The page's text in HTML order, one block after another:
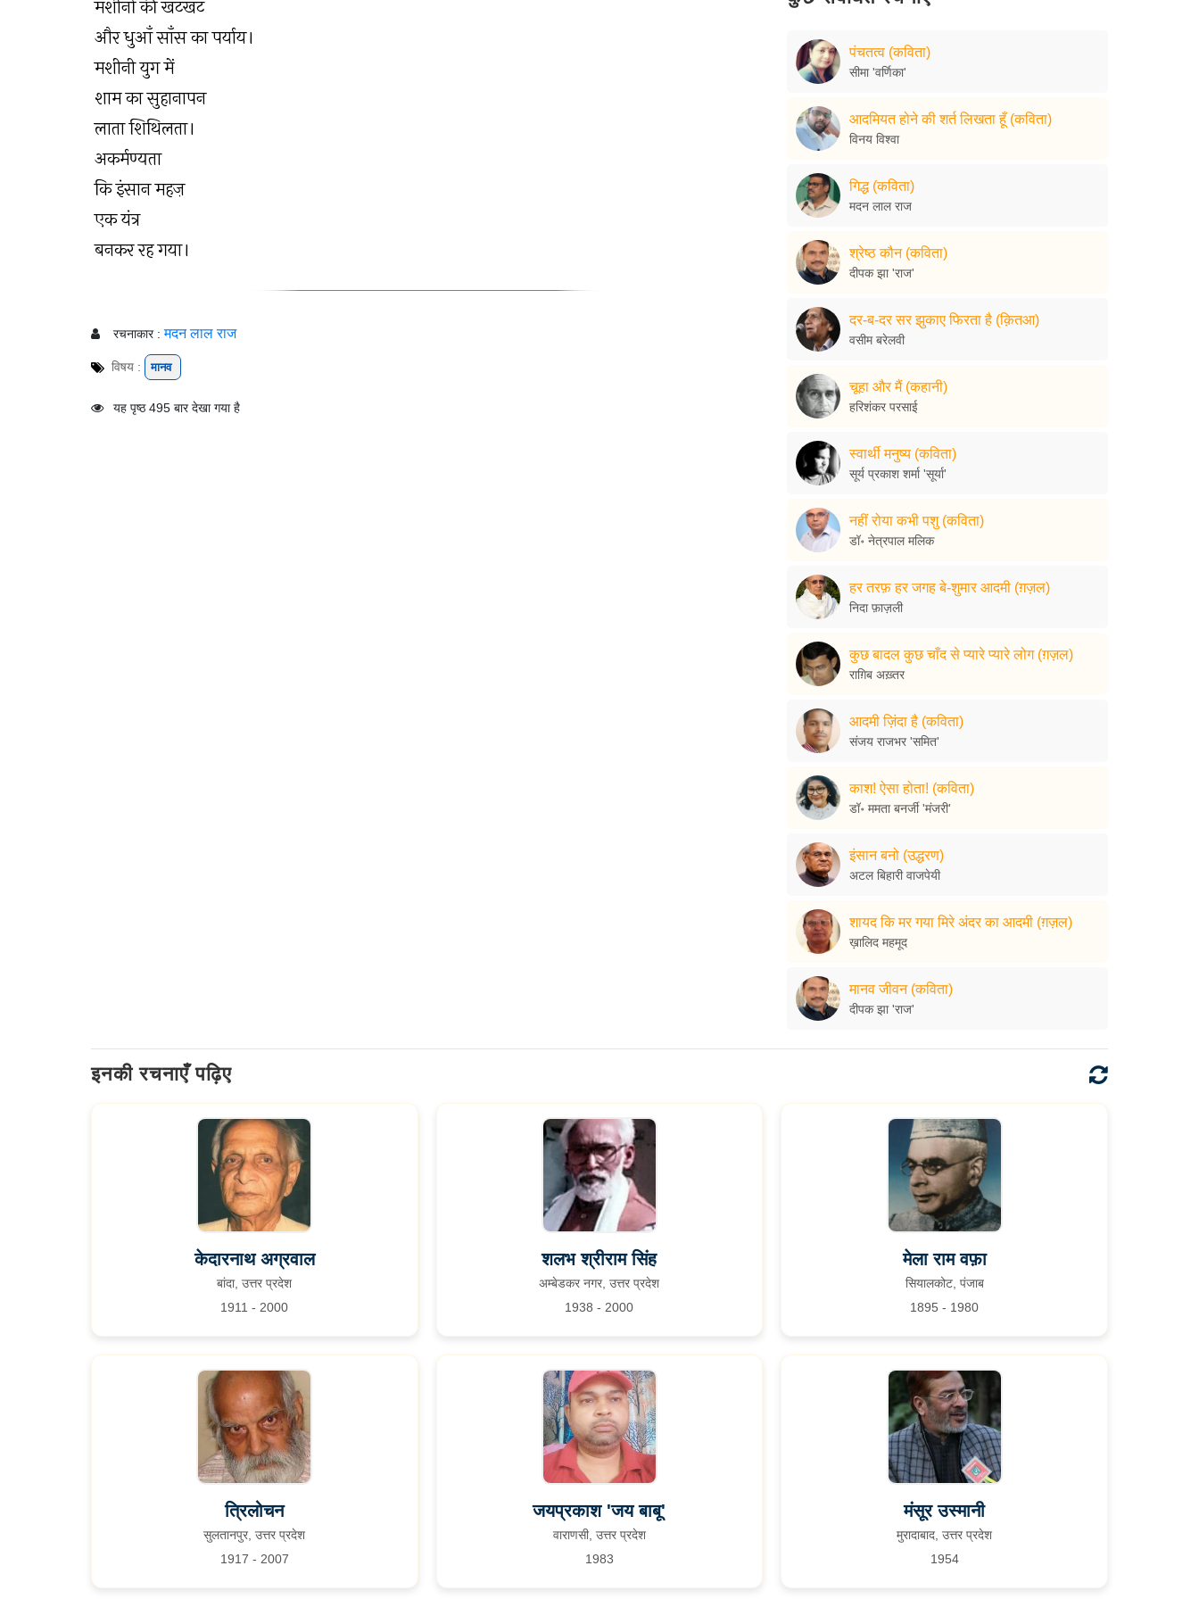
मशीनों की खटखट
और धुआँ साँस का पर्याय।
मशीनी युग में
शाम का सुहानापन
लाता शिथिलता।
अकर्मण्यता
कि इंसान महज़
एक यंत्र
बनकर रह गया।
रचनाकार : मदन लाल राज
विषय : मानव
यह पृष्ठ 495 बार देखा गया है
पंचतत्व (कविता)
सीमा 'वर्णिका'
आदमियत होने की शर्त लिखता हूँ (कविता)
विनय विश्वा
गिद्ध (कविता)
मदन लाल राज
श्रेष्ठ कौन (कविता)
दीपक झा 'राज'
दर-ब-दर सर झुकाए फिरता है (क़ितआ)
वसीम बरेलवी
चूहा और मैं (कहानी)
हरिशंकर परसाई
स्वार्थी मनुष्य (कविता)
सूर्य प्रकाश शर्मा 'सूर्या'
नहीं रोया कभी पशु (कविता)
डॉ॰ नेत्रपाल मलिक
हर तरफ़ हर जगह बे-शुमार आदमी (ग़ज़ल)
निदा फ़ाज़ली
कुछ बादल कुछ चाँद से प्यारे प्यारे लोग (ग़ज़ल)
राग़िब अख़्तर
आदमी ज़िंदा है (कविता)
संजय राजभर 'समित'
काश! ऐसा होता! (कविता)
डॉ॰ ममता बनर्जी 'मंजरी'
इंसान बनो (उद्धरण)
अटल बिहारी वाजपेयी
शायद कि मर गया मिरे अंदर का आदमी (ग़ज़ल)
ख़ालिद महमूद
मानव जीवन (कविता)
दीपक झा 'राज'
इनकी रचनाएँ पढ़िए
केदारनाथ अग्रवाल
बांदा, उत्तर प्रदेश
1911 - 2000
शलभ श्रीराम सिंह
अम्बेडकर नगर, उत्तर प्रदेश
1938 - 2000
मेला राम वफ़ा
सियालकोट, पंजाब
1895 - 1980
त्रिलोचन
सुलतानपुर, उत्तर प्रदेश
1917 - 2007
जयप्रकाश 'जय बाबू'
वाराणसी, उत्तर प्रदेश
1983
मंसूर उस्मानी
मुरादाबाद, उत्तर प्रदेश
1954